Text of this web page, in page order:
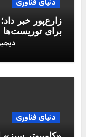
دنیای فناوری
زارع‌پور خبر
برای توریست‌ها
دنیای فناوری